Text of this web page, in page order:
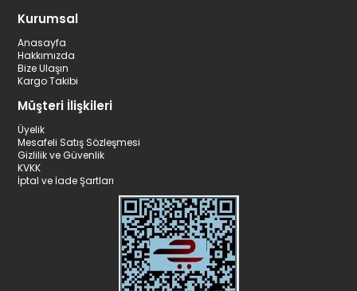
Kurumsal
Anasayfa
Hakkımızda
Bize Ulaşın
Kargo Takibi
Müşteri İlişkileri
Üyelik
Mesafeli Satış Sözleşmesi
Gizlilik ve Güvenlik
KVKK
İptal ve İade Şartları